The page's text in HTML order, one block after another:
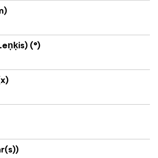
regulēšana: 32 MIL
aptuveni 16,6–2,8 m 100 m attālumā
mm garums
g svars
un putekļizturīgs
(°)